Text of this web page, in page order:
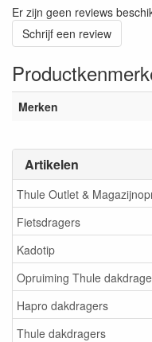
Artikelen
Thule Outlet &
Fietsdragers
Kadotip
Opruiming Thule
Hapro dakdragers
Thule dakdragers
Er zijn geen reviews
Schrijf een review
Merken